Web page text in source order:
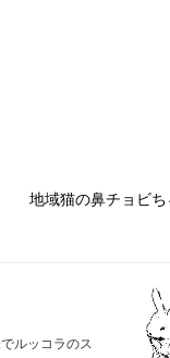
地域猫の鼻チョビち
ルッコラのス